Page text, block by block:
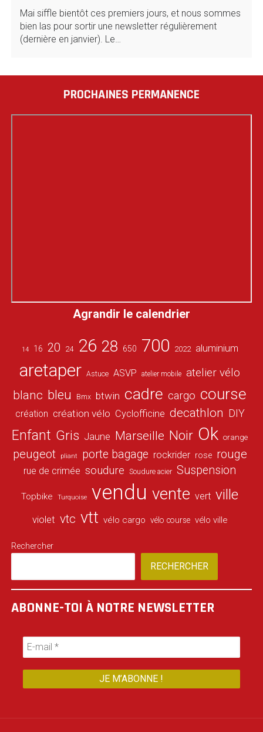
Mai siffle bientôt ces premiers jours, et nous sommes
bien las pour sortir une newsletter régulièrement
(dernière en janvier). Le…
PROCHAINES PERMANENCE
Agrandir le calendrier
14 16 20 24 26 28 650 700 2022 aluminium
aretaper Astuce ASVP atelier mobile atelier vélo
blanc bleu Bmx btwin cadre cargo course
création création vélo Cyclofficine decathlon DIY
Enfant Gris Jaune Marseille Noir Ok orange
peugeot pliant porte bagage rockrider rose rouge
rue de crimée soudure Soudure acier Suspension
Topbike Turquoise vendu vente vert ville
violet vtc vtt vélo cargo vélo course vélo ville
Rechercher
RECHERCHER
ABONNE-TOI À NOTRE NEWSLETTER